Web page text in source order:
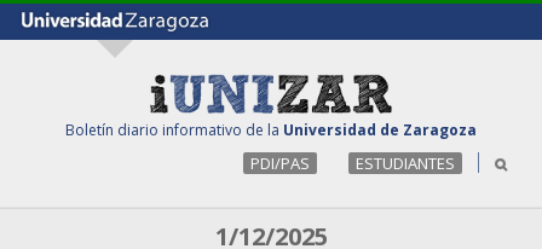
Boletín diario informativo de la Universidad de Zaragoza
PDI/PAS ESTUDIANTES
1/12/2025